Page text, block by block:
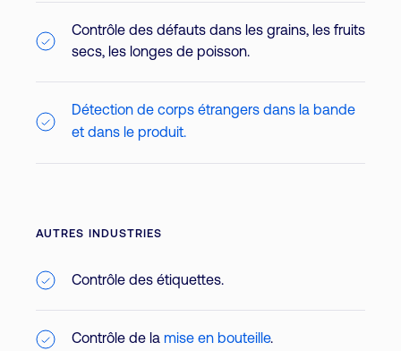
Contrôle des défauts dans les grains, les fruits
secs, les longes de poisson.
Détection de corps étrangers dans la bande
et dans le produit.
AUTRES INDUSTRIES
Contrôle des étiquettes.
Contrôle de la mise en bouteille.